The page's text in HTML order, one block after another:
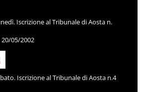
Iscrizione al Tribunale di Aosta n.
05/2002
Iscrizione al Tribunale di Aosta n.4